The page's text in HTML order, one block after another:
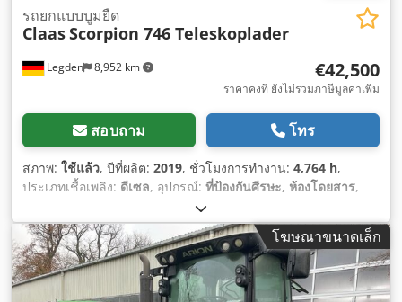
Legden 8,952 km
รถยกแบบบูมยืด
ClaasScorpion 746 Teleskoplader
€42,500
ราคาคงที่ ยังไม่รวมภาษีมูลค่าเพิ่ม
สอบถาม โทร
สภาพ: ใช้แล้ว, ปีที่ผลิต: 2019, ชั่วโมงการทำงาน: 4,764 h,
ประเภทเชื้อเพลิง: ดีเซล, อุปกรณ์: ที่ป้องกันศีรษะ, ห้องโดยสาร,
โฆษณาขนาดเล็ก